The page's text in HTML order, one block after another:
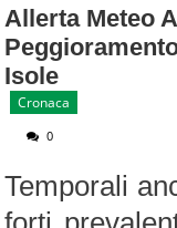
Allerta Meteo
Isole
Cronaca
0
Temporali